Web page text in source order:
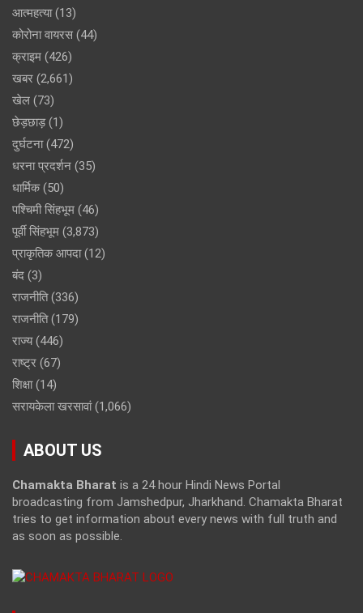
आत्महत्या(13)
कोरोना वायरस (44)
क्राइम (426)
खबर (2,661)
खेल (73)
छेड़छाड़(1)
दुर्घटना(472)
धरना प्रदर्शन (35)
धार्मिक(50)
पश्चिमी सिंहभूम (46)
पूर्वी सिंहभूम (3,873)
प्राकृतिक आपदा(12)
बंद (3)
राजनीति(336)
राजनीति(179)
राज्य(446)
राष्ट्र (67)
शिक्षा(14)
सरायकेला खरसावां(1,066)
ABOUT US
Chamakta Bharat is a 24 hour Hindi News Portal
broadcasting from Jamshedpur, Jharkhand. Chamakta Bharat
tries to get information about every news with full truth and
as soon as possible.